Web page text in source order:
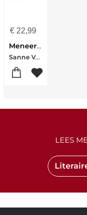
€22,99
Meneertje
Sanne Vogel
LEES